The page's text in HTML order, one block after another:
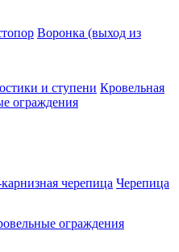
Воронка (выход из
и ступени Кровельная
ограждения
черепица Черепица
ограждения